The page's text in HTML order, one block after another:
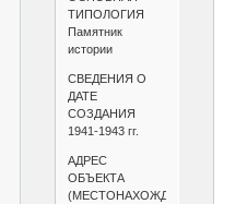
ТИПОЛОГИЯ
Памятник
истории
СВЕДЕНИЯ О
ДАТЕ
СОЗДАНИЯ
1941-1943 гг.
АДРЕС
ОБЪЕКТА
(МЕСТОНАХОЖДЕНИЕ)